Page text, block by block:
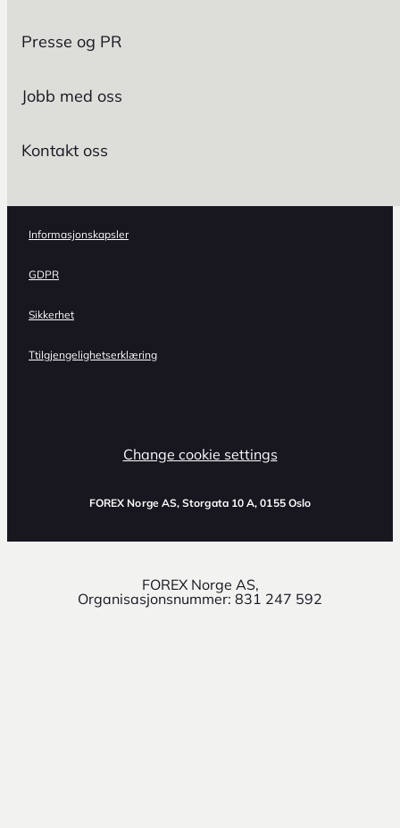
Presse og PR
Jobb med oss
Kontakt oss
Informasjonskapsler
GDPR
Sikkerhet
Ttilgjengelighetserklæring
Change cookie settings
FOREX Norge AS, Storgata 10 A, 0155 Oslo
FOREX Norge AS,
Organisasjonsnummer: 831 247 592